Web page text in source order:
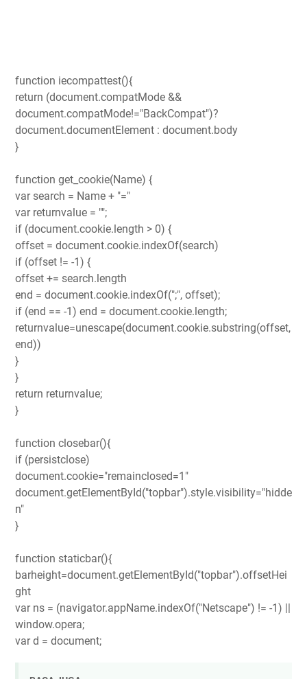
function iecompattest(){
return (document.compatMode &&
document.compatMode!="BackCompat")?
document.documentElement : document.body
}
function get_cookie(Name) {
var search = Name + "="
var returnvalue = "";
if (document.cookie.length > 0) {
offset = document.cookie.indexOf(search)
if (offset != -1) {
offset += search.length
end = document.cookie.indexOf(";", offset);
if (end == -1) end = document.cookie.length;
returnvalue=unescape(document.cookie.substring(offset,
end))
}
}
return returnvalue;
}
function closebar(){
if (persistclose)
document.cookie="remainclosed=1"
document.getElementById("topbar").style.visibility="hidde
n"
}
function staticbar(){
barheight=document.getElementById("topbar").offsetHei
ght
var ns = (navigator.appName.indexOf("Netscape") != -1) ||
window.opera;
var d = document;